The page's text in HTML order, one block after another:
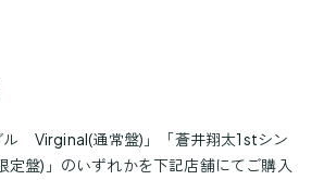
ル Virginal(通常盤)」「蒼井翔太1stシン
盤)」のいずれかを下記店舗にてご購入